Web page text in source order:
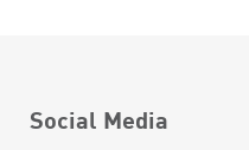
Social Media